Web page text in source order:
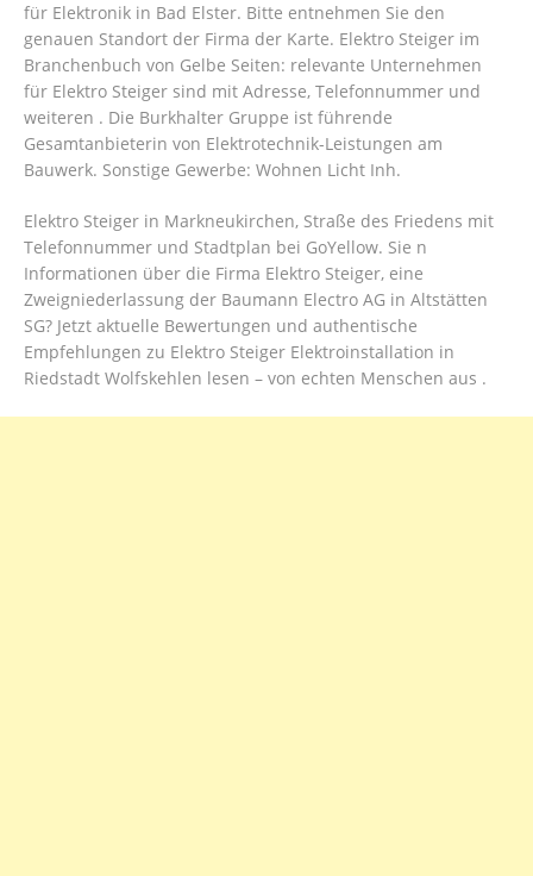
für Elektronik in Bad Elster. Bitte entnehmen Sie den
genauen Standort der Firma der Karte. Elektro Steiger im
Branchenbuch von Gelbe Seiten: relevante Unternehmen
für Elektro Steiger sind mit Adresse, Telefonnummer und
weiteren . Die Burkhalter Gruppe ist führende
Gesamtanbieterin von Elektrotechnik-Leistungen am
Bauwerk. Sonstige Gewerbe: Wohnen Licht Inh.
Elektro Steiger in Markneukirchen, Straße des Friedens mit
Telefonnummer und Stadtplan bei GoYellow. Sie n
Informationen über die Firma Elektro Steiger, eine
Zweigniederlassung der Baumann Electro AG in Altstätten
SG? Jetzt aktuelle Bewertungen und authentische
Empfehlungen zu Elektro Steiger Elektroinstallation in
Riedstadt Wolfskehlen lesen – von echten Menschen aus .